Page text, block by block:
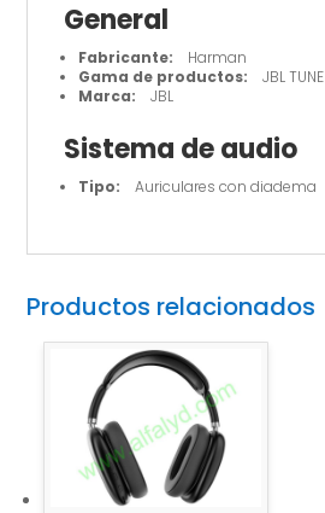
General
Fabricante: Harman
Gama de productos: JBL TUNE
Marca: JBL
Sistema de audio
Tipo: Auriculares con diadema
Productos relacionados